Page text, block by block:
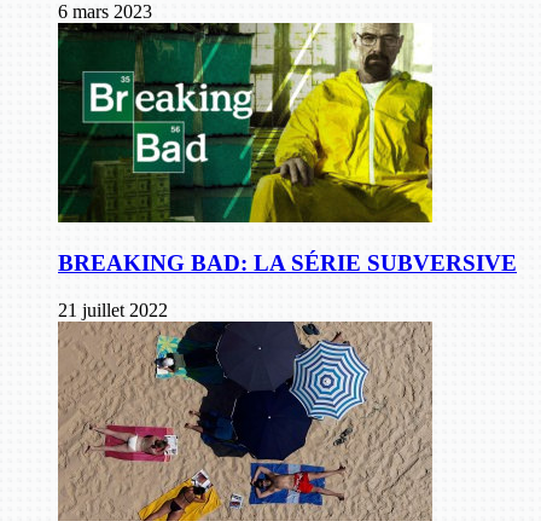
6 mars 2023
BREAKING BAD: LA SÉRIE SUBVERSIVE
21 juillet 2022